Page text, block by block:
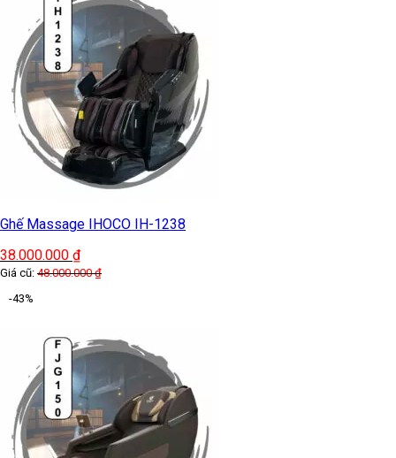
Ghế Massage IHOCO IH-1238
38.000.000 ₫
Giá cũ: 48.000.000₫
-43%